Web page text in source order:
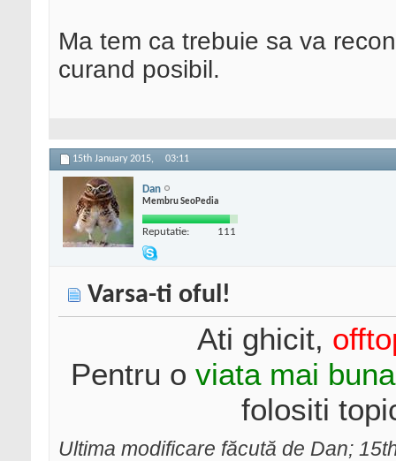
Ma tem ca trebuie sa va
curand posibil.
15th January 2015, 03:11
Dan
Membru SeoPedia
Reputatie: 111
Varsa-ti oful!
Ati ghicit,
Pentru o viata mai buna
folositi
Ultima modificare făcută de Dan;